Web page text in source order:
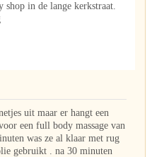
shop in de lange kerkstraat.
uit maar er hangt een
een full body massage van
was ze al klaar met rug
gebruikt . na 30 minuten